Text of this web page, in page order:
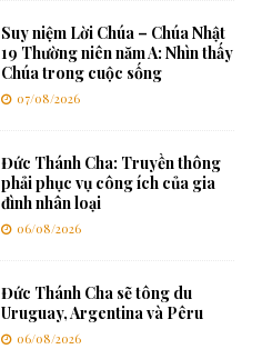
Suy niệm Lời Chúa – Chúa Nhật
19 Thường niên năm A: Nhìn thấy
Chúa trong cuộc sống
07/08/2026
Đức Thánh Cha: Truyền thông
phải phục vụ công ích của gia
đình nhân loại
06/08/2026
Đức Thánh Cha sẽ tông du
Uruguay, Argentina và Pêru
06/08/2026